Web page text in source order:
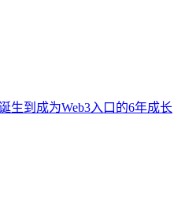
生到成为Web3入口的6年成长